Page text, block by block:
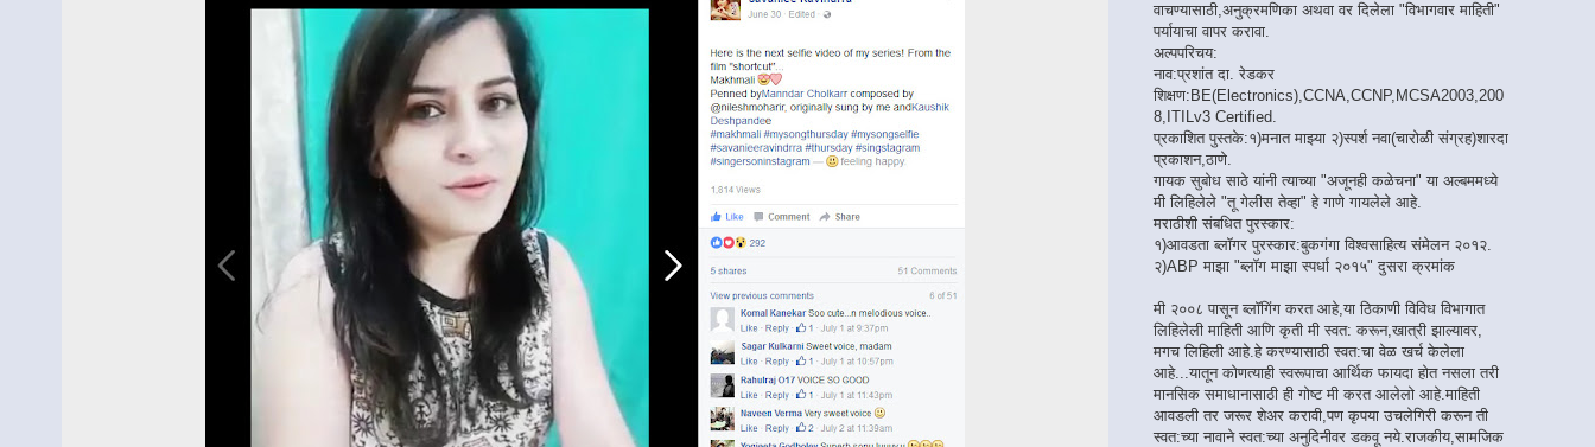
वाचण्यासाठी,अनुक्रमणिका अथवा वर दिलेला "विभागवार माहिती"
पर्यायाचा वापर करावा.
अल्पपरिचय:
नाव:प्रशांत दा. रेडकर
शिक्षण:BE(Electronics),CCNA,CCNP,MCSA2003,200
8,ITILv3 Certified.
प्रकाशित पुस्तके:१)मनात माझ्या २)स्पर्श नवा(चारोळी संग्रह)शारदा
प्रकाशन,ठाणे.
गायक सुबोध साठे यांनी त्याच्या "अजूनही कळेचना" या अल्बममध्ये
मी लिहिलेले "तू गेलीस तेव्हा" हे गाणे गायलेले आहे.
मराठीशी संबधित पुरस्कार:
१)आवडता ब्लॉगर पुरस्कार:बुकगंगा विश्वसाहित्य संमेलन २०१२.
२)ABP माझा "ब्लॉग माझा स्पर्धा २०१५" दुसरा क्रमांक
मी २००८ पासून ब्लॉगिंग करत आहे,या ठिकाणी विविध विभागात
लिहिलेली माहिती आणि कृती मी स्वत: करून,खात्री झाल्यावर,
मगच लिहिली आहे.हे करण्यासाठी स्वत:चा वेळ खर्च केलेला
आहे...यातून कोणत्याही स्वरूपाचा आर्थिक फायदा होत नसला तरी
मानसिक समाधानासाठी ही गोष्ट मी करत आलेलो आहे.माहिती
आवडली तर जरूर शेअर करावी,पण कृपया उचलेगिरी करून ती
स्वत:च्या नावाने स्वत:च्या अनुदिनीवर डकवू नये.राजकीय,सामजिक